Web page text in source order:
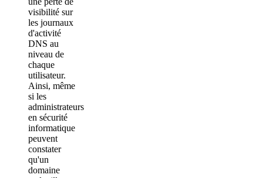
visibilité sur
les journaux
d'activité
DNS au
niveau de
chaque
utilisateur.
Ainsi, même
si les
administrateurs
en sécurité
informatique
peuvent
constater
qu'un
domaine